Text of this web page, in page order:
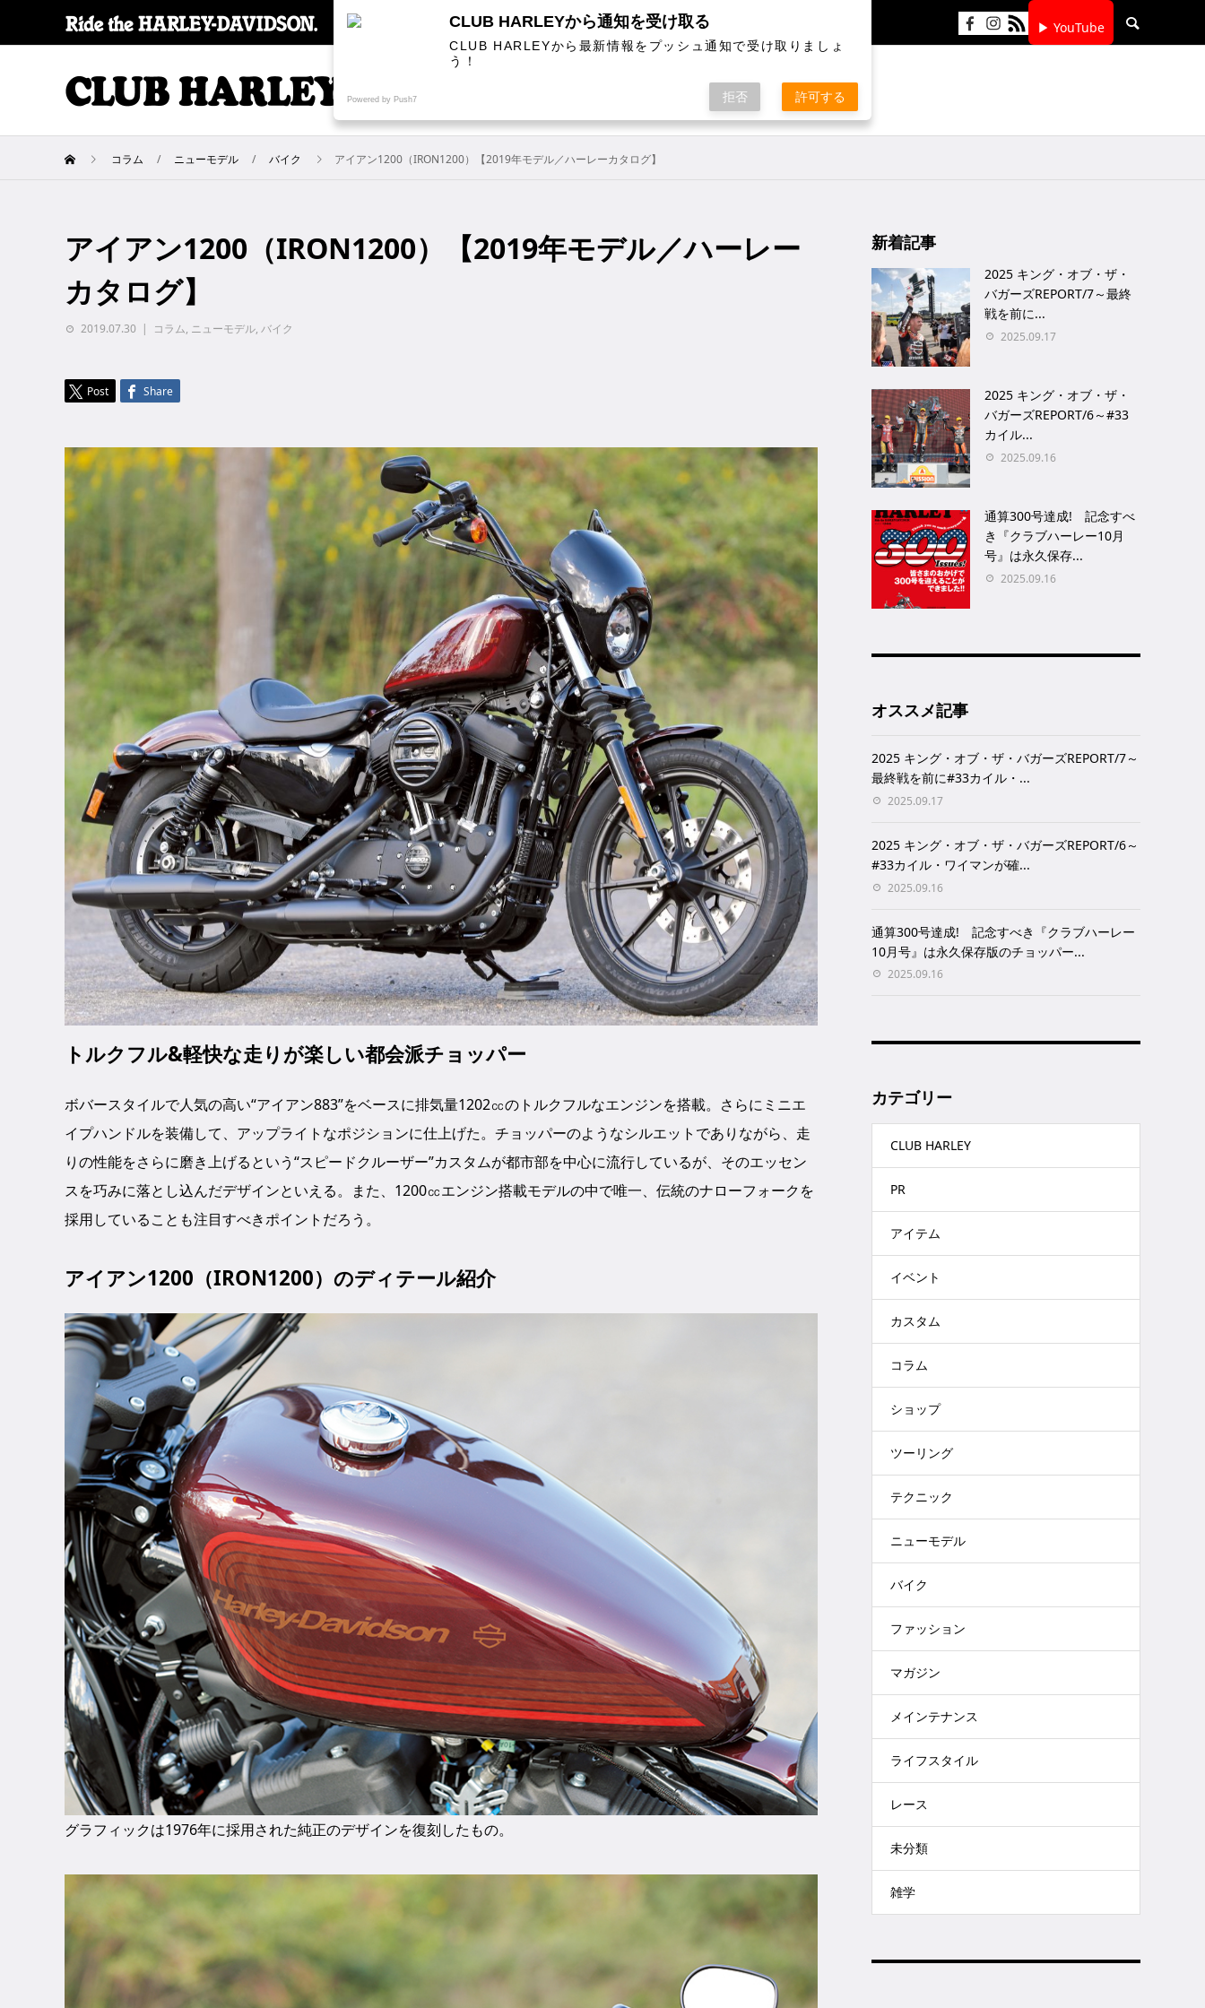
▶ YouTube
SPECIALCOLUMN
コラム ニューモデル バイク アイアン1200（IRON1200）【2019年モデル／ハーレーカタログ】
アイアン1200（IRON1200）【2019年モデル／ハーレー
カタログ】
2019.07.30 コラム, ニューモデル, バイク
Post Share
トルクフル&軽快な走りが楽しい都会派チョッパー
ボバースタイルで人気の高い“アイアン883”をベースに排気量1202㏄のトルクフルなエンジンを搭載。さらにミニエ
イプハンドルを装備して、アップライトなポジションに仕上げた。チョッパーのようなシルエットでありながら、走
りの性能をさらに磨き上げるという“スピードクルーザー”カスタムが都市部を中心に流行しているが、そのエッセン
スを巧みに落とし込んだデザインといえる。また、1200㏄エンジン搭載モデルの中で唯一、伝統のナローフォークを
採用していることも注目すべきポイントだろう。
アイアン1200（IRON1200）のディテール紹介
グラフィックは1976年に採用された純正のデザインを復刻したもの。
新着記事
2025 キング・オブ・ザ・
バガーズREPORT/7～最終
戦を前に...
2025.09.17
2025 キング・オブ・ザ・
バガーズREPORT/6～#33
カイル...
2025.09.16
通算300号達成! 記念すべ
き『クラブハーレー10月
号』は永久保存...
2025.09.16
オススメ記事
2025 キング・オブ・ザ・バガーズREPORT/7～
最終戦を前に#33カイル・...
2025.09.17
2025 キング・オブ・ザ・バガーズREPORT/6～
#33カイル・ワイマンが確...
2025.09.16
通算300号達成! 記念すべき『クラブハーレー
10月号』は永久保存版のチョッパー...
2025.09.16
カテゴリー
CLUB HARLEY
PR
アイテム
イベント
カスタム
コラム
ショップ
ツーリング
テクニック
ニューモデル
バイク
ファッション
マガジン
メインテナンス
ライフスタイル
レース
未分類
雑学
CLUB HARLEYから通知を受け取る
CLUB HARLEYから最新情報をプッシュ通知で受け取りましょ
う！
Powered by Push7 拒否 許可する